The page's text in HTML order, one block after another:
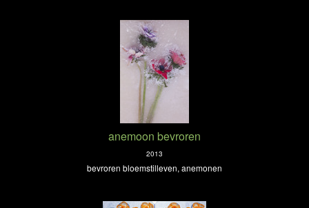
anemoon bevroren
2013
bevroren bloemstilleven, anemonen